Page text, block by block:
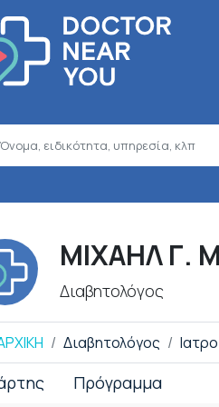
ΜΙΧΑΗΛ Γ.
Διαβητολόγος
Διαβητολόγος
Πρόγραμμα